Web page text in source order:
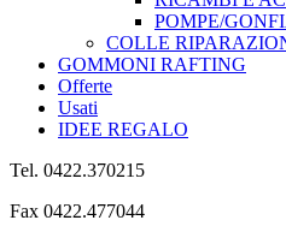
POMPE/
COLLE
GOMMONI RAFTING
Offerte
Usati
IDEE REGALO
Tel. 0422.370215
Fax 0422.477044